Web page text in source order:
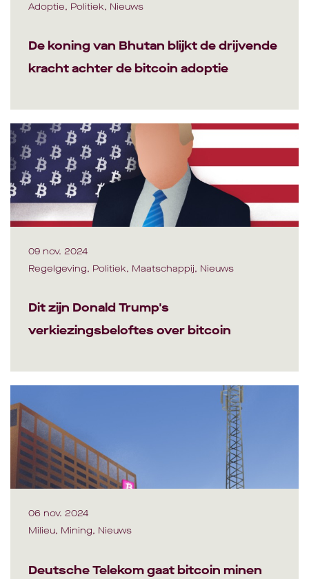
Adoptie, Politiek, Nieuws
De koning van Bhutan blijkt de drijvende
kracht achter de bitcoin adoptie
09 nov. 2024
Regelgeving, Politiek, Maatschappij, Nieuws
Dit zijn Donald Trump's
verkiezingsbeloftes over bitcoin
06 nov. 2024
Milieu, Mining, Nieuws
Deutsche Telekom gaat bitcoin minen